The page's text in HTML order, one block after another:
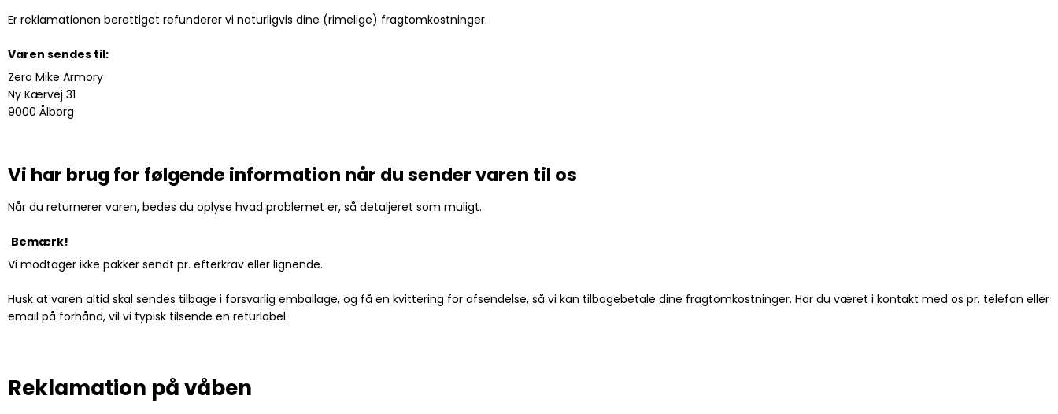
Er reklamationen berettiget refunderer vi naturligvis dine (rimelige) fragtomkostninger.
Varen sendes til:
Zero Mike Armory
Ny Kærvej 31
9000 Ålborg
Vi har brug for følgende information når du sender varen til os
Når du returnerer varen, bedes du oplyse hvad problemet er, så detaljeret som muligt.
Bemærk!
Vi modtager ikke pakker sendt pr. efterkrav eller lignende.
Husk at varen altid skal sendes tilbage i forsvarlig emballage, og få en kvittering for afsendelse, så vi kan tilbagebetale dine fragtomkostninger. Har du været i kontakt med os pr. telefon eller
email på forhånd, vil vi typisk tilsende en returlabel.
Reklamation på våben